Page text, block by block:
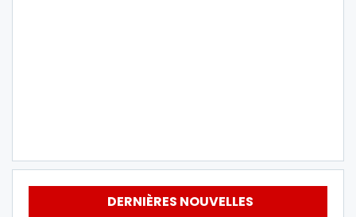
DERNIÈRES NOUVELLES